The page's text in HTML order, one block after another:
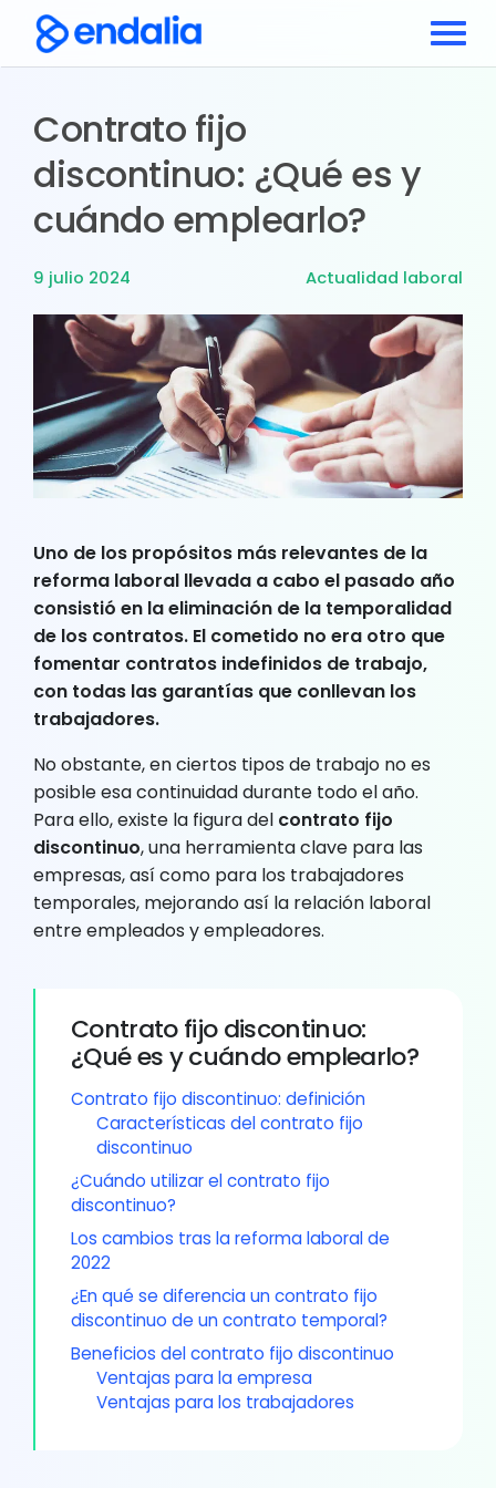
Contrato fijo
discontinuo: ¿Qué es y
cuándo emplearlo?
9 julio 2024 Actualidad laboral
Uno de los propósitos más relevantes de la
reforma laboral llevada a cabo el pasado año
consistió en la eliminación de la temporalidad
de los contratos. El cometido no era otro que
fomentar contratos indefinidos de trabajo,
con todas las garantías que conllevan los
trabajadores.
No obstante, en ciertos tipos de trabajo no es
posible esa continuidad durante todo el año.
Para ello, existe la figura del contrato fijo
discontinuo, una herramienta clave para las
empresas, así como para los trabajadores
temporales, mejorando así la relación laboral
entre empleados y empleadores.
Contrato fijo discontinuo:
¿Qué es y cuándo emplearlo?
Contrato fijo discontinuo: definición
Características del contrato fijo
discontinuo
¿Cuándo utilizar el contrato fijo
discontinuo?
Los cambios tras la reforma laboral de
2022
¿En qué se diferencia un contrato fijo
discontinuo de un contrato temporal?
Beneficios del contrato fijo discontinuo
Ventajas para la empresa
Ventajas para los trabajadores